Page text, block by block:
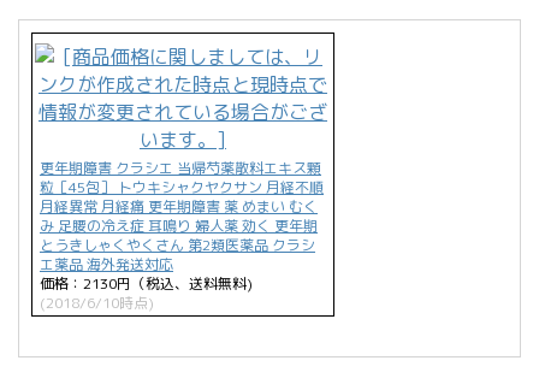
更年期障害 クラシエ 当帰芍薬散料エキス顆
粒［45包］ トウキシャクヤクサン 月経不順
月経異常 月経痛 更年期障害 薬 めまい むく
み 足腰の冷え症 耳鳴り 婦人薬 効く 更年期
とうきしゃくやくさん 第2類医薬品 クラシ
エ薬品 海外発送対応
価格：2130円（税込、送料無料)
(2018/6/10時点)